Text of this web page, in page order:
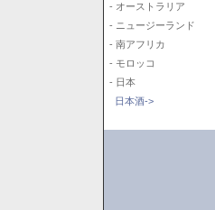
- オーストラリア
- ニュージーランド
- 南アフリカ
- モロッコ
- 日本
日本酒->